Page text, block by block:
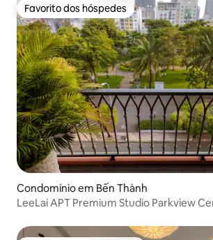
Favorito dos hóspedes
Favorito dos hóspedes
Condomínio em Bến Thành
LeeLai APT Premium Studio Parkview